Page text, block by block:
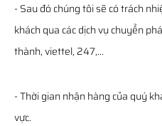
- Sau đó chúng tôi sẽ có trách
khách qua các dịch vụ chuyển
thành, viettel, 247,...
- Thời gian nhận hàng của quý
vực.